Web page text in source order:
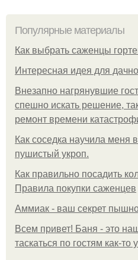
Популярные материалы
Как выбрать саженцы
Интересная идея для
Внезапно нагрянувшие
спешно искать решение,
ремонт времени
Как соседка научила
пушистый укроп.
Как правильно посадить
Правила покупки саженцев
Аммиак - ваш секрет
Всем привет! Баня - это
таскаться по гостям как-то